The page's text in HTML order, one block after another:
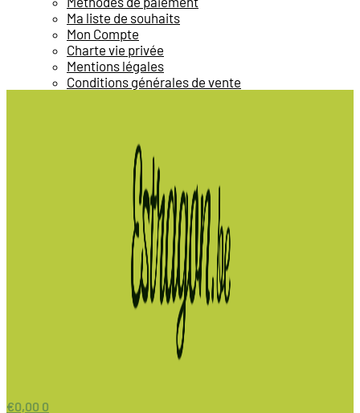
Ma liste de souhaits
Mon Compte
Charte vie privée
Mentions légales
Conditions générales de vente
€0,00 0